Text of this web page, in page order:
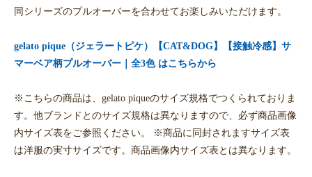
同シリーズのプルオーバーを合わせてお楽しみいただけます。
gelato pique（ジェラートピケ）【CAT&DOG】【接触冷感】サ
マーベア柄プルオーバー｜全3色 はこちらから
※こちらの商品は、gelato piqueのサイズ規格でつくられておりま
す。他ブランドとのサイズ規格は異なりますので、必ず商品画像
内サイズ表をご参照ください。 ※商品に同封されますサイズ表
は洋服の実寸サイズです。商品画像内サイズ表とは異なります。